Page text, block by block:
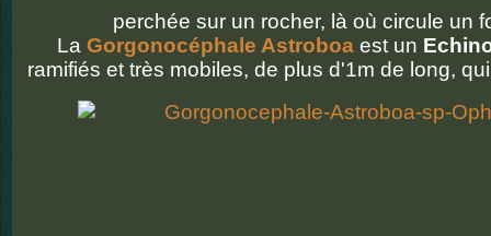
perchée sur un rocher, là où circule un
La Gorgonocéphale Astroboa est un
ramifiés et très mobiles, de plus d'1m de long,